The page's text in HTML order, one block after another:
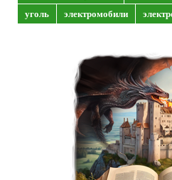
уголь
электромобили